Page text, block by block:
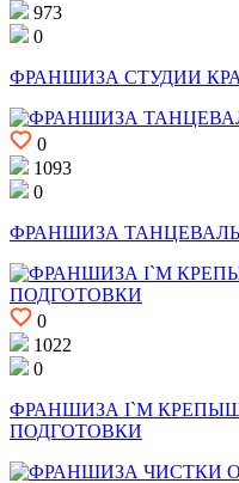
973
0
ФРАНШИЗА СТУДИИ
0
1093
0
ФРАНШИЗА
0
1022
0
ФРАНШИЗА I`M
ПОДГОТОВКИ